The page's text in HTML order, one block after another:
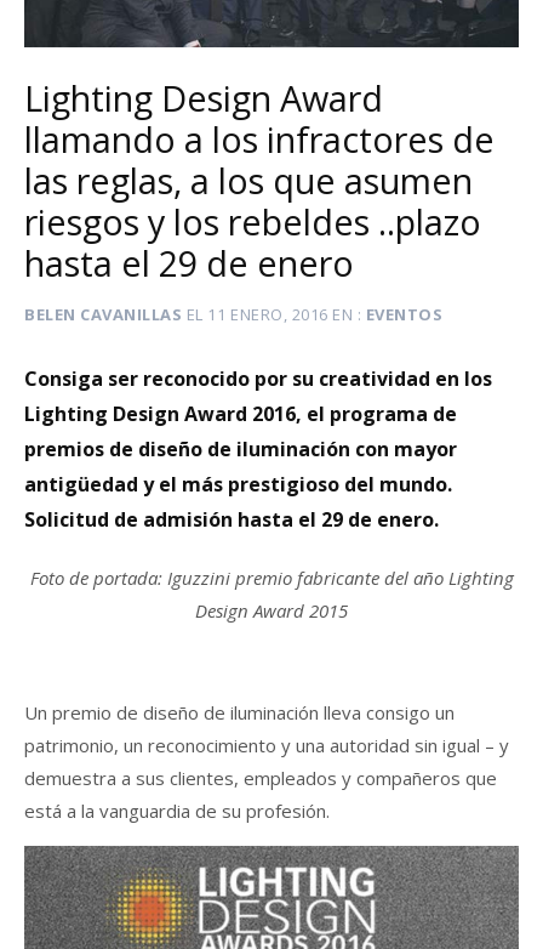
Lighting Design Award
llamando a los infractores de
las reglas, a los que asumen
riesgos y los rebeldes ..plazo
hasta el 29 de enero
BELEN CAVANILLAS EL 11 ENERO, 2016 EN EVENTOS
Consiga ser reconocido por su creatividad en los
Lighting Design Award 2016, el programa de
premios de diseño de iluminación con mayor
antigüedad y el más prestigioso del mundo.
Solicitud de admisión hasta el 29 de enero.
Foto de portada: Iguzzini premio fabricante del año Lighting
Design Award 2015
Un premio de diseño de iluminación lleva consigo un
patrimonio, un reconocimiento y una autoridad sin igual – y
demuestra a sus clientes, empleados y compañeros que
está a la vanguardia de su profesión.